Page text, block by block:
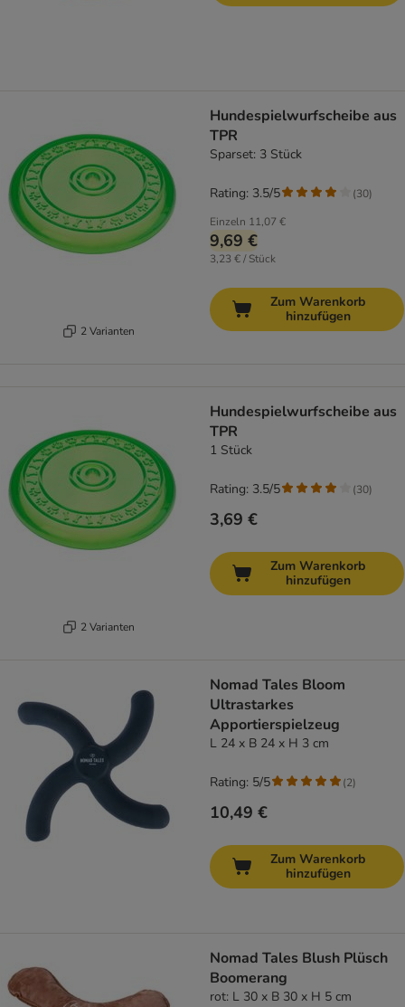
2 Varianten
Hundespielwurfscheibe aus
TPR
Sparset: 3 Stück
Einzeln 11,07 €
9,69 €
3,23 € / Stück
Rating: 3.5/5 (30)
Zum Warenkorb
hinzufügen
2 Varianten
Hundespielwurfscheibe aus
TPR
1 Stück
3,69 €
Rating: 3.5/5 (30)
Zum Warenkorb
hinzufügen
Nomad Tales Bloom
Ultrastarkes
Apportierspielzeug
L 24 x B 24 x H 3 cm
10,49 €
Rating: 5/5 (2)
Zum Warenkorb
hinzufügen
Nomad Tales Blush Plüsch
Boomerang
rot: L 30 x B 30 x H 5 cm